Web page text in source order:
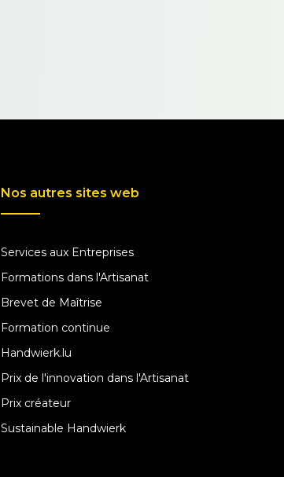
Nos autres sites web
Services aux Entreprises
Formations dans l'Artisanat
Brevet de Maîtrise
Formation continue
Handwierk.lu
Prix de l'innovation dans l'Artisanat
Prix créateur
Sustainable Handwierk